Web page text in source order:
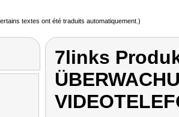
textes ont été traduits automatiquement.)
7links